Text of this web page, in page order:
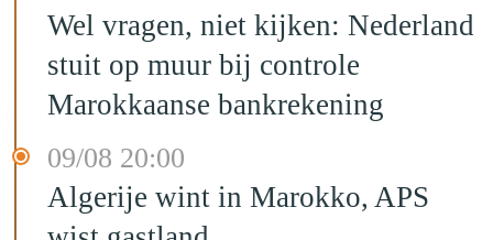
Wel vragen, niet kijken: Nederland
stuit op muur bij controle
Marokkaanse bankrekening
09/08 20:00
Algerije wint in Marokko, APS